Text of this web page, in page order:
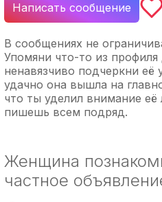
Написать сообщение
В сообщениях не
Упомяни что-то из
ненавязчиво подчеркни её
удачно она вышла на
что ты уделил внимание её
пишешь всем подряд.
Женщина
частное